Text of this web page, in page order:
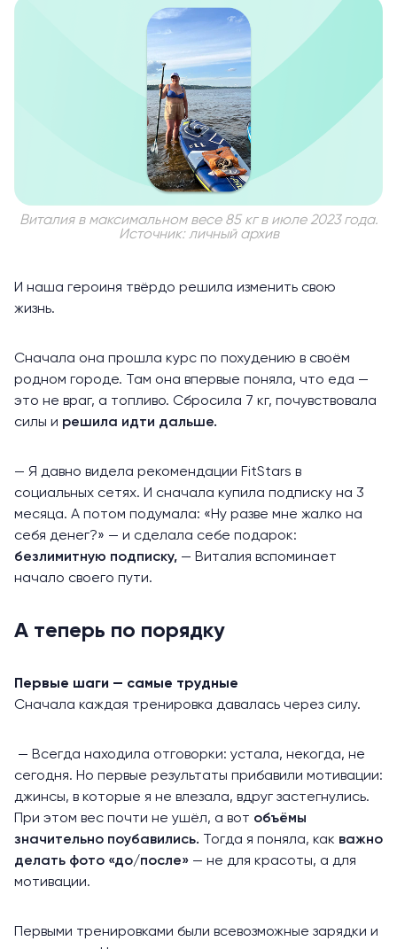
Виталия в максимальном весе 85 кг в июле 2023 года.
Источник: личный архив
И наша героиня твёрдо решила изменить свою
жизнь.
Сначала она прошла курс по похудению в своём
родном городе. Там она впервые поняла, что еда —
это не враг, а топливо. Сбросила 7 кг, почувствовала
силы и решила идти дальше.
— Я давно видела рекомендации FitStars в
социальных сетях. И сначала купила подписку на 3
месяца. А потом подумала: «Ну разве мне жалко на
себя денег?» — и сделала себе подарок:
безлимитную подписку, — Виталия вспоминает
начало своего пути.
А теперь по порядку
Первые шаги — самые трудные
Сначала каждая тренировка давалась через силу.
— Всегда находила отговорки: устала, некогда, не
сегодня. Но первые результаты прибавили мотивации:
джинсы, в которые я не влезала, вдруг застегнулись.
При этом вес почти не ушёл, а вот объёмы
значительно поубавились. Тогда я поняла, как важно
делать фото «до/после» — не для красоты, а для
мотивации.
Первыми тренировками были всевозможные зарядки и